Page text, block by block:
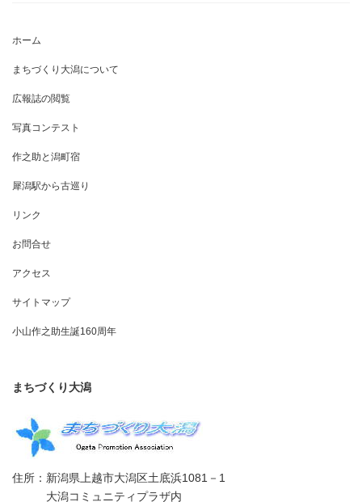
ホーム
まちづくり大潟について
広報誌の閲覧
写真コンテスト
作之助と潟町宿
犀潟駅から古巡り
リンク
お問合せ
アクセス
サイトマップ
小山作之助生誕160周年
まちづくり大潟
住所：新潟県上越市大潟区土底浜1081－1
大潟コミュニティプラザ内